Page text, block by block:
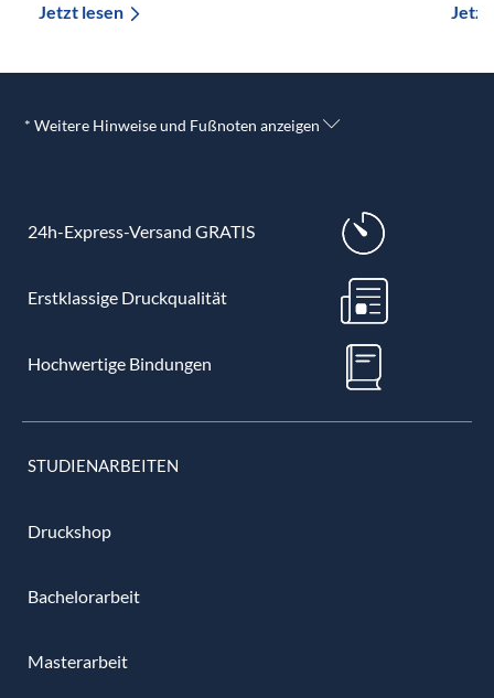
Jetzt lesen Jetzt
* Weitere Hinweise und Fußnoten anzeigen
24h-Express-Versand GRATIS
Erstklassige Druckqualität
Hochwertige Bindungen
STUDIENARBEITEN
Druckshop
Bachelorarbeit
Masterarbeit